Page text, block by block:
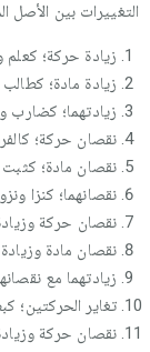
التغييرات بين
زيادة حركة؛ كعلم
زيادة مادة؛
زيادتهما؛
نقصان حركة؛
نقصان مادة؛
نقصانهما؛ كنزا
نقصان حركة
نقصان مادة
زيادتهما مع
تغاير الحركتين؛
نقصان حركة